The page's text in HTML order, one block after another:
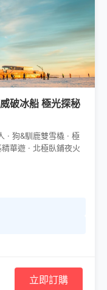
破冰船 極光探秘
· 狗&馴鹿雙雪橇 · 極
華遊 · 北極臥鋪夜火
立即訂購